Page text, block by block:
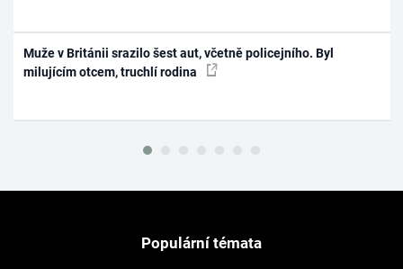
Muže v Británii srazilo šest aut, včetně policejního. Byl
milujícím otcem, truchlí rodina
Populární témata